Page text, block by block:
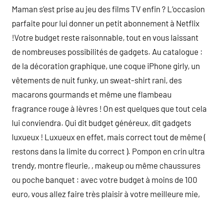
Maman s’est prise au jeu des films TV enfin ? L’occasion
parfaite pour lui donner un petit abonnement à Netflix
!Votre budget reste raisonnable, tout en vous laissant
de nombreuses possibilités de gadgets. Au catalogue :
de la décoration graphique, une coque iPhone girly, un
vêtements de nuit funky, un sweat-shirt rani, des
macarons gourmands et même une flambeau
fragrance rouge à lèvres ! On est quelques que tout cela
lui conviendra. Qui dit budget généreux, dit gadgets
luxueux ! Luxueux en effet, mais correct tout de même (
restons dans la limite du correct ). Pompon en crin ultra
trendy, montre fleurie, , makeup ou même chaussures
ou poche banquet : avec votre budget à moins de 100
euro, vous allez faire très plaisir à votre meilleure mie,